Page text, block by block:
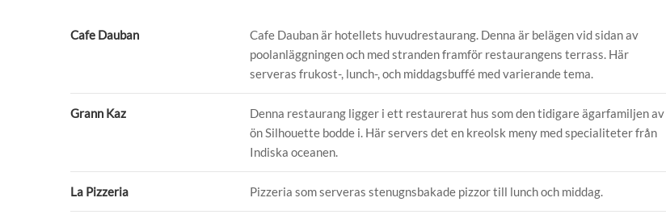
Cafe Dauban
Cafe Dauban är hotellets huvudrestaurang. Denna är belägen vid sidan av
poolanläggningen och med stranden framför restaurangens terrass. Här
serveras frukost-, lunch-, och middagsbuffé med varierande tema.
Grann Kaz
Denna restaurang ligger i ett restaurerat hus som den tidigare ägarfamiljen av
ön Silhouette bodde i. Här servers det en kreolsk meny med specialiteter från
Indiska oceanen.
La Pizzeria Pizzeria som serveras stenugnsbakade pizzor till lunch och middag.